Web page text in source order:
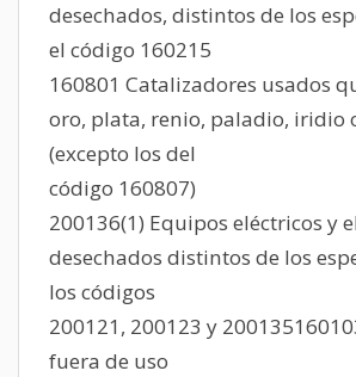
desechados, distintos de los
el código 160215
160801 Catalizadores usados
oro, plata, renio, paladio, iridio
(excepto los del
código 160807)
200136(1) Equipos eléctricos y
desechados distintos de los
los códigos
200121, 200123 y
fuera de uso